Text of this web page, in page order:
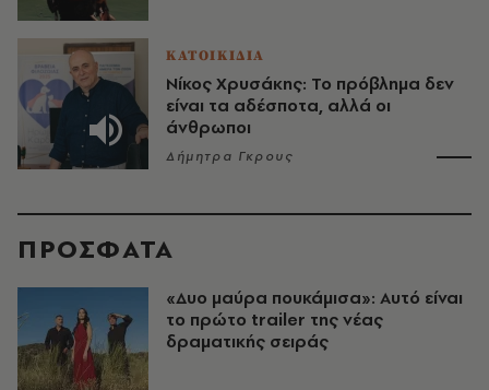
ΚΑΤΟΙΚΙΔΙΑ
Νίκος Χρυσάκης: Το πρόβλημα δεν
είναι τα αδέσποτα, αλλά οι
άνθρωποι
Δήμητρα Γκρους
ΠΡΟΣΦΑΤΑ
«Δυο μαύρα πουκάμισα»: Αυτό είναι
το πρώτο trailer της νέας
δραματικής σειράς